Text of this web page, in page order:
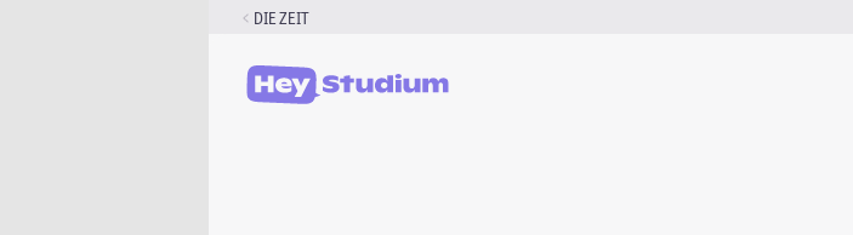
DIE ZEIT